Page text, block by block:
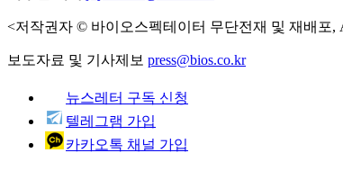
<저작권자 © 바이오스펙테이터 무단전재 및 재배포,
보도자료 및 기사제보 press@bios.co.kr
뉴스레터 구독 신청
텔레그램 가입
카카오톡 채널 가입